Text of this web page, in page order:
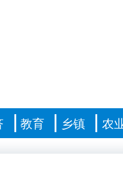
教育 乡镇 农